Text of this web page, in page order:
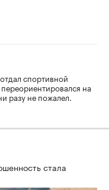
спортивной
на
разу не пожалел.
стала